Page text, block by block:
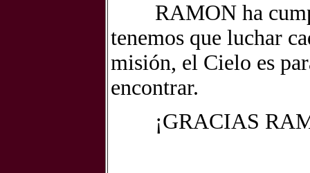
RAMON ha
tenemos que luchar
misión, el Cielo es
encontrar.
¡GRACIAS